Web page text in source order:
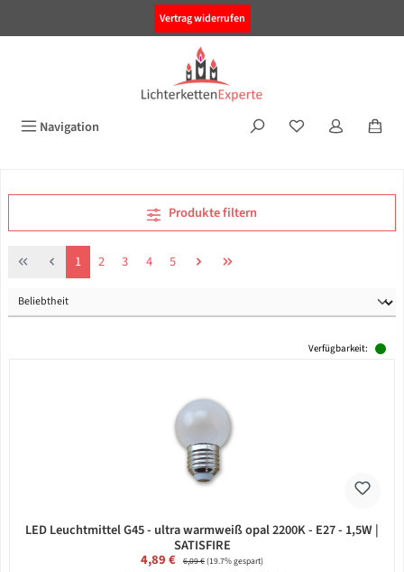
Vertrag widerrufen
Navigation
Produkte filtern
Seite
1 Seite
2 Seite
3 Seite
4 Seite
5
Verfügbarkeit:
LED Leuchtmittel G45 - ultra warmweiß opal 2200K - E27 - 1,5W |
SATISFIRE
Verkaufspreis:
4,89 € Regulärer Preis:
6,09 €(19.7% gespart)